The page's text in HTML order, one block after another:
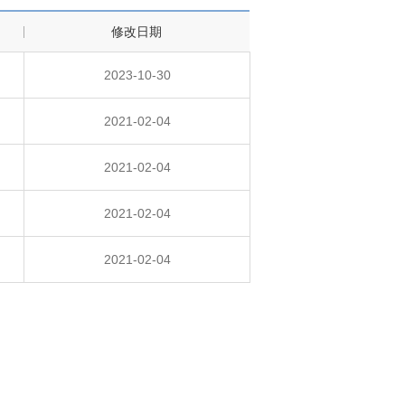
修改日期
2023-10-30
2021-02-04
2021-02-04
2021-02-04
2021-02-04